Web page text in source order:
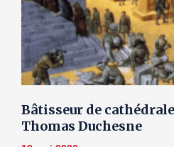
Bâtisseur de
Thomas Duchesne